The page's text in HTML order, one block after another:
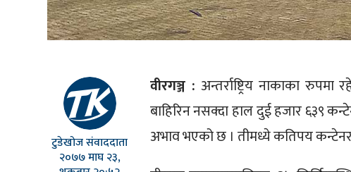
टुडेखोज संवाददाता
२०७७ माघ २३,
वीरगञ्ज : अन्तर्राष्ट्रिय नाकाका
बाहिरिन नसक्दा हाल दुई हजार ६३९
अभाव भएको छ । तीमध्ये कतिपय